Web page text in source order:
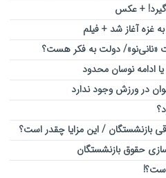
غزه آغاز شد + فیلم
«نانی‌نو»/ دولت به فکر هست؟
ادامه نوسان محدود
در ورزش وجود ندارد
بازنشستگان / این مزایا چقدر است؟
حقوق بازنشستگان